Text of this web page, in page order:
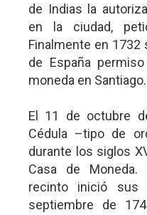
de Indias la
en la ciudad,
Finalmente en 1732
de España
moneda en Santiago.
El 11 de octubre
Cédula –tipo de
durante los siglos
Casa de
recinto inició
septiembre de